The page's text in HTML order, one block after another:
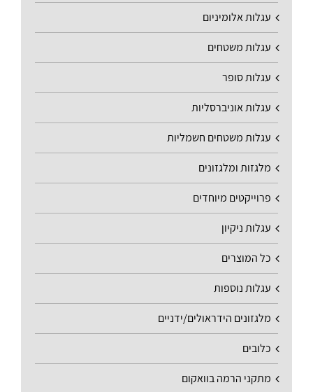
עגלות אלומיניום
עגלות משטחים
עגלות סופר
עגלות אוניברסליות
עגלות משטחים חשמליות
מלגזות ומלגזונים
פרוייקטים מיוחדים
עגלות ניקיון
כל המוצרים
עגלות נוספות
מלגזונים הידראולים/ידניים
כלובים
מתקני הרמה בוואקום